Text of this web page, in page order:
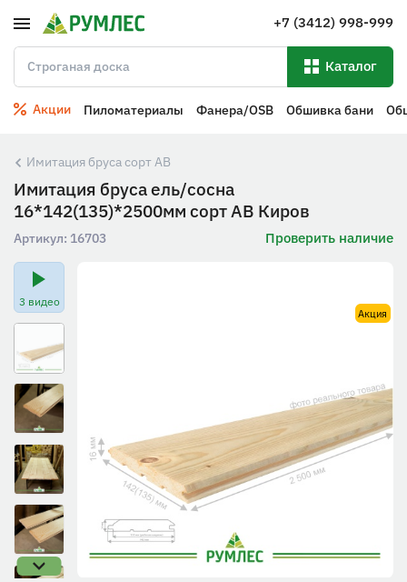
+7 (3412) 998-999
Каталог
Акции Пиломатериалы Фанера/OSB Обшивка бани
Имитация бруса сорт АВ
Имитация бруса ель/сосна
16*142(135)*2500мм сорт АВ Киров
Артикул: 16703 Проверить наличие
Акция
3 видео